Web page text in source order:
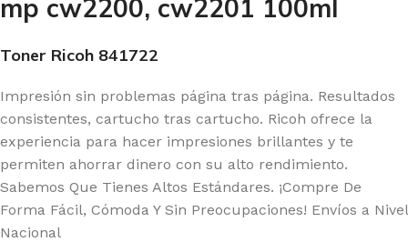
mp cw2200, cw2201 100ml
Toner Ricoh 841722
Impresión sin problemas página tras página. Resultados
consistentes, cartucho tras cartucho. Ricoh ofrece la
experiencia para hacer impresiones brillantes y te
permiten ahorrar dinero con su alto rendimiento.
Sabemos Que Tienes Altos Estándares. ¡Compre De
Forma Fácil, Cómoda Y Sin Preocupaciones! Envíos a Nivel
Nacional